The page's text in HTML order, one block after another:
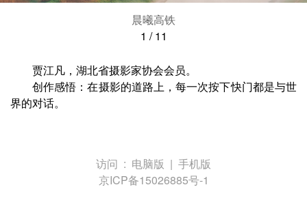
晨曦高铁
1 /11
贾江凡，湖北省摄影家协会会员。
创作感悟：在摄影的道路上，每一次按下快门都是与世
界的对话。
访问 : 电脑版 | 手机版
京ICP备15026885号-1